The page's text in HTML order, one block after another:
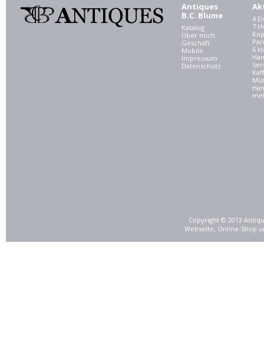
Antiques
B.C. Blume
Katalog
Über mich
Geschäft
Mobile
Impressum
Datenschutz
4
7
6
Copyright © 2013
Webseite, Online-Shop